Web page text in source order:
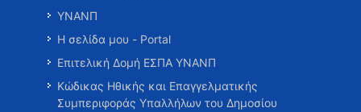
ΥΝΑΝΠ
Η σελίδα μου - Portal
Επιτελική Δομή ΕΣΠΑ ΥΝΑΝΠ
Κώδικας Ηθικής και Επαγγελματικής
Συμπεριφοράς Υπαλλήλων του Δημοσίου